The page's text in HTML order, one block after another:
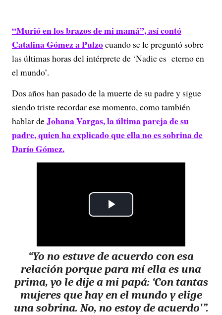
“Murió en los brazos de mi mamá”, así contó
Catalina Gómez a Pulzocuando se le preguntó sobre
las últimas horas del intérprete de ‘Nadie es eterno en
el mundo’.
Dos años han pasado de la muerte de su padre y sigue
siendo triste recordar ese momento, como también
hablar deJohana Vargas, la última pareja de su
padre, quien ha explicado que ella no es sobrina de
Darío Gómez.
P
a
y
V
“Yo no estuve de acuerdo con esa
relación porque para mí ella es una
prima, yo le dije a mi papá: ‘Con tantas
mujeres que hay en el mundo y elige
una sobrina. No, no estoy de acuerdo'”.